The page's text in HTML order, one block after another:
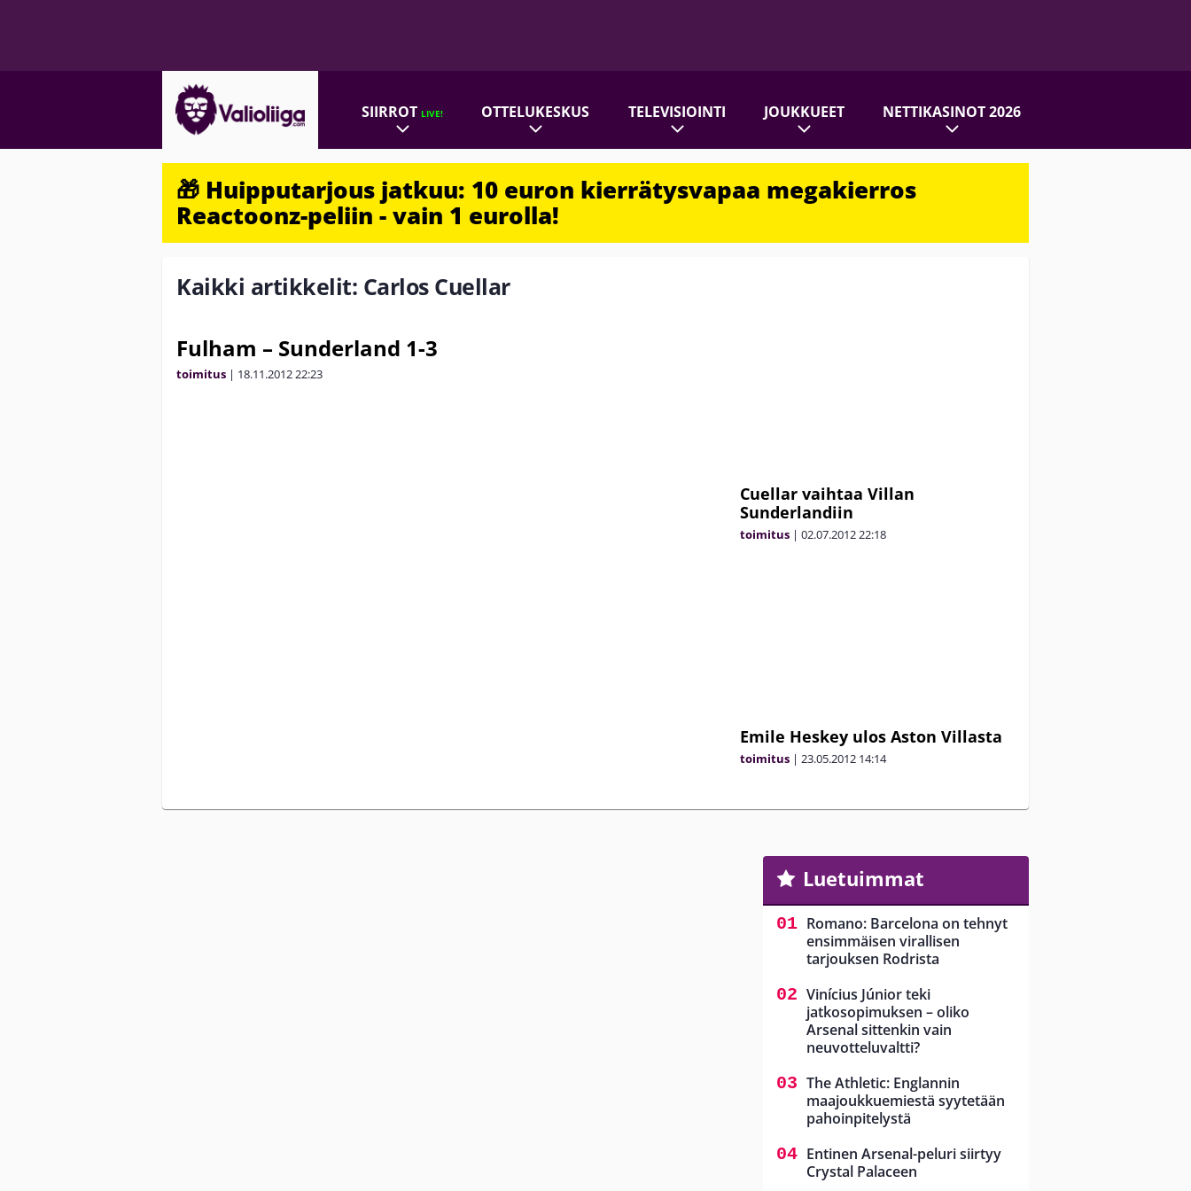
SIIRROTLIVE! OTTELUKESKUS TELEVISIOINTI JOUKKUEET NETTIKASINOT 2026
🎁 Huipputarjous jatkuu: 10 euron kierrätysvapaa megakierros
Reactoonz-peliin - vain 1 eurolla!
Kaikki artikkelit: Carlos Cuellar
Fulham – Sunderland 1-3
toimitus | 18.11.201222:23
Cuellar vaihtaa Villan
Sunderlandiin
toimitus | 02.07.201222:18
Emile Heskey ulos Aston Villasta
toimitus | 23.05.2012 14:14
Luetuimmat
Romano: Barcelona on tehnyt
ensimmäisen virallisen
tarjouksen Rodrista
Vinícius Júnior teki
jatkosopimuksen – oliko
Arsenal sittenkin vain
neuvotteluvaltti?
The Athletic: Englannin
maajoukkuemiestä syytetään
pahoinpitelystä
Entinen Arsenal-peluri siirtyy
Crystal Palaceen